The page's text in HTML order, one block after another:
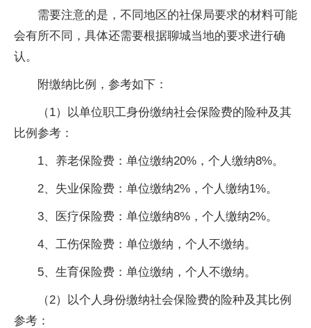
需要注意的是，不同地区的社保局要求的材料可能
会有所不同，具体还需要根据聊城当地的要求进行确
认。
附缴纳比例，参考如下：
（1）以单位职工身份缴纳社会保险费的险种及其
比例参考：
1、养老保险费：单位缴纳20%，个人缴纳8%。
2、失业保险费：单位缴纳2%，个人缴纳1%。
3、医疗保险费：单位缴纳8%，个人缴纳2%。
4、工伤保险费：单位缴纳，个人不缴纳。
5、生育保险费：单位缴纳，个人不缴纳。
（2）以个人身份缴纳社会保险费的险种及其比例
参考：